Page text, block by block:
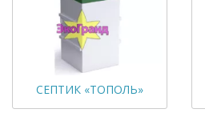
СЕПТИК «ТОПОЛЬ»